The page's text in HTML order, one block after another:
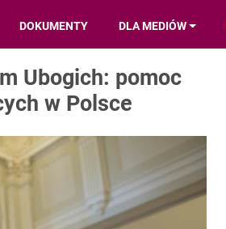
DOKUMENTY DLA MEDIÓW
Ubogich: pomoc
w Polsce